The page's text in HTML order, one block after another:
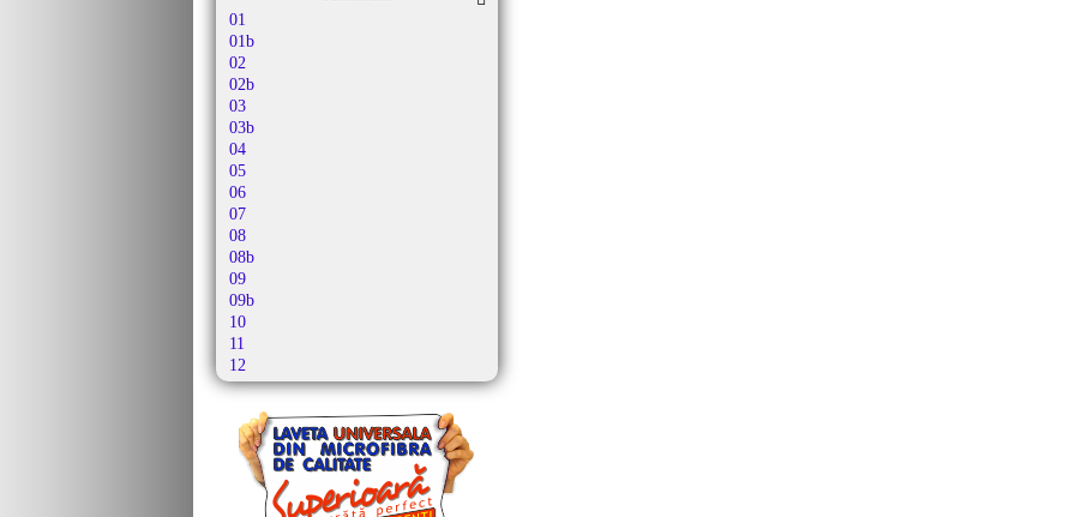
Alutec
Amadis
Amazon Basics
Amica
Amros
Amstar
Amsterdam
Amstrad
Antech
Ap 10
Ap 21
Apl
Apollo
Aqua Vac
Ar-tech
Arc-en-ciel
Arcelik
Arctic
Argis
Argos
Aria
Ariete
Arlett
01
01b
02
02b
03
03b
04
05
06
07
08
08b
09
09b
10
11
12
12b
13b
14